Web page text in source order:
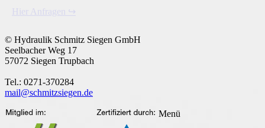
Hier Anfragen ↪
© Hydraulik Schmitz Siegen GmbH
Seelbacher Weg 17
57072 Siegen Trupbach
Tel.: 0271-370284
mail@schmitzsiegen.de
Menü